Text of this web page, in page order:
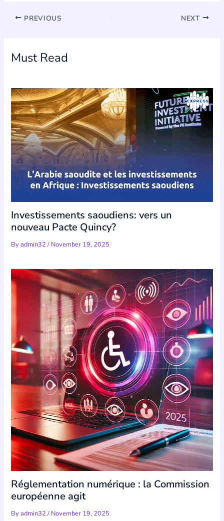
PREVIOUS NEXT
Must Read
Investissements saoudiens: vers un
nouveau Pacte Quincy?
Byadmin32/ November 19, 2025
Réglementation numérique : la Commission
européenne agit
Byadmin32/ November 19, 2025